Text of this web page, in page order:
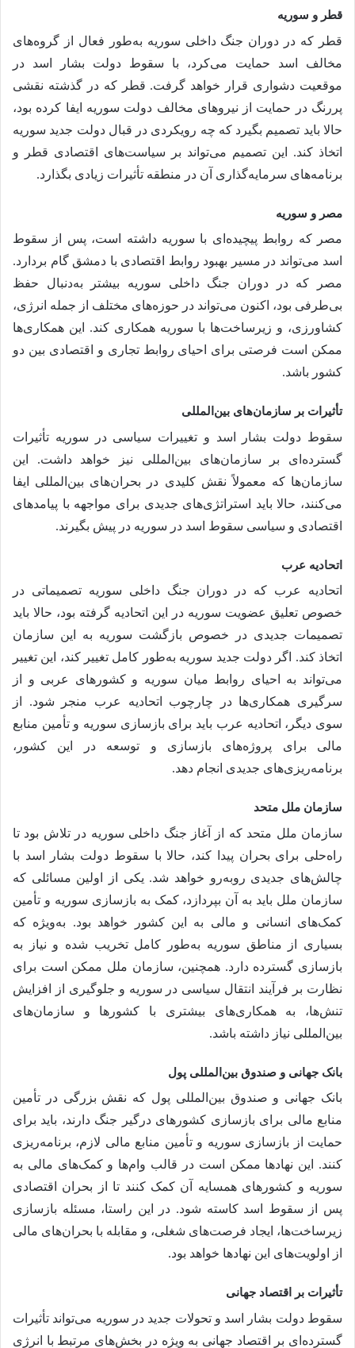
قطر و سوریه
قطر که در دوران جنگ داخلی سوریه به‌طور فعال از گروه‌های
مخالف اسد حمایت می‌کرد، با سقوط دولت بشار اسد در
موقعیت دشواری قرار خواهد گرفت. قطر که در گذشته نقشی
پررنگ در حمایت از نیروهای مخالف دولت سوریه ایفا کرده بود،
حالا باید تصمیم بگیرد که چه رویکردی در قبال دولت جدید سوریه
اتخاذ کند. این تصمیم می‌تواند بر سیاست‌های اقتصادی قطر و
برنامه‌های سرمایه‌گذاری آن در منطقه تأثیرات زیادی بگذارد.
مصر و سوریه
مصر که روابط پیچیده‌ای با سوریه داشته است، پس از سقوط
اسد می‌تواند در مسیر بهبود روابط اقتصادی با دمشق گام بردارد.
مصر که در دوران جنگ داخلی سوریه بیشتر به‌دنبال حفظ
بی‌طرفی بود، اکنون می‌تواند در حوزه‌های مختلف از جمله انرژی،
کشاورزی، و زیرساخت‌ها با سوریه همکاری کند. این همکاری‌ها
ممکن است فرصتی برای احیای روابط تجاری و اقتصادی بین دو
کشور باشد.
تأثیرات بر سازمان‌های بین‌المللی
سقوط دولت بشار اسد و تغییرات سیاسی در سوریه تأثیرات
گسترده‌ای بر سازمان‌های بین‌المللی نیز خواهد داشت. این
سازمان‌ها که معمولاً نقش کلیدی در بحران‌های بین‌المللی ایفا
می‌کنند، حالا باید استراتژی‌های جدیدی برای مواجهه با پیامدهای
اقتصادی و سیاسی سقوط اسد در سوریه در پیش بگیرند.
اتحادیه عرب
اتحادیه عرب که در دوران جنگ داخلی سوریه تصمیماتی در
خصوص تعلیق عضویت سوریه در این اتحادیه گرفته بود، حالا باید
تصمیمات جدیدی در خصوص بازگشت سوریه به این سازمان
اتخاذ کند. اگر دولت جدید سوریه به‌طور کامل تغییر کند، این تغییر
می‌تواند به احیای روابط میان سوریه و کشورهای عربی و از
سرگیری همکاری‌ها در چارچوب اتحادیه عرب منجر شود. از
سوی دیگر، اتحادیه عرب باید برای بازسازی سوریه و تأمین منابع
مالی برای پروژه‌های بازسازی و توسعه در این کشور،
برنامه‌ریزی‌های جدیدی انجام دهد.
سازمان ملل متحد
سازمان ملل متحد که از آغاز جنگ داخلی سوریه در تلاش بود تا
راه‌حلی برای بحران پیدا کند، حالا با سقوط دولت بشار اسد با
چالش‌های جدیدی روبه‌رو خواهد شد. یکی از اولین مسائلی که
سازمان ملل باید به آن بپردازد، کمک به بازسازی سوریه و تأمین
کمک‌های انسانی و مالی به این کشور خواهد بود. به‌ویژه که
بسیاری از مناطق سوریه به‌طور کامل تخریب شده و نیاز به
بازسازی گسترده دارد. همچنین، سازمان ملل ممکن است برای
نظارت بر فرآیند انتقال سیاسی در سوریه و جلوگیری از افزایش
تنش‌ها، به همکاری‌های بیشتری با کشورها و سازمان‌های
بین‌المللی نیاز داشته باشد.
بانک جهانی و صندوق بین‌المللی پول
بانک جهانی و صندوق بین‌المللی پول که نقش بزرگی در تأمین
منابع مالی برای بازسازی کشورهای درگیر جنگ دارند، باید برای
حمایت از بازسازی سوریه و تأمین منابع مالی لازم، برنامه‌ریزی
کنند. این نهادها ممکن است در قالب وام‌ها و کمک‌های مالی به
سوریه و کشورهای همسایه آن کمک کنند تا از بحران اقتصادی
پس از سقوط اسد کاسته شود. در این راستا، مسئله بازسازی
زیرساخت‌ها، ایجاد فرصت‌های شغلی، و مقابله با بحران‌های مالی
از اولویت‌های این نهادها خواهد بود.
تأثیرات بر اقتصاد جهانی
سقوط دولت بشار اسد و تحولات جدید در سوریه می‌تواند تأثیرات
گسترده‌ای بر اقتصاد جهانی به ویژه در بخش‌های مرتبط با انرژی